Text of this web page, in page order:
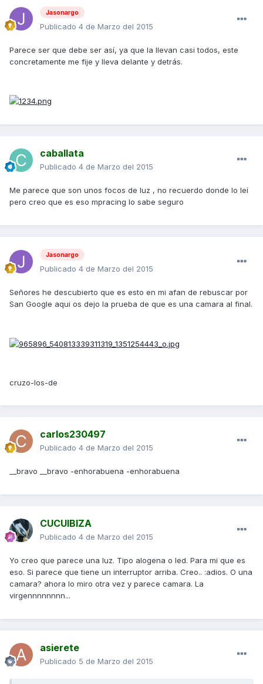
Jasonargo
Publicado 4 de Marzo del 2015
Parece ser que debe ser así, ya que la llevan casi todos, este
concretamente me fije y lleva delante y detrás.
caballata
Publicado 4 de Marzo del 2015
Me parece que son unos focos de luz , no recuerdo donde lo leí
pero creo que es eso mpracing lo sabe seguro
Jasonargo
Publicado 4 de Marzo del 2015
Señores he descubierto que es esto en mi afan de rebuscar por
San Google aqui os dejo la prueba de que es una camara al final.
cruzo-los-de
carlos230497
Publicado 4 de Marzo del 2015
__bravo __bravo -enhorabuena -enhorabuena
CUCUIBIZA
Publicado 4 de Marzo del 2015
Yo creo que parece una luz. Tipo alogena o led. Para mi que es
eso. Si parece que tiene un interruptor arriba. Creo.. :adios. O una
camara? ahora lo miro otra vez y parece camara. La
virgennnnnnnn...
asierete
Publicado 5 de Marzo del 2015